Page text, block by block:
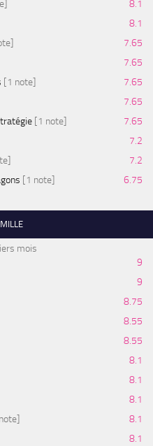
8.1
8.1
7.65
7.65
[1 note]
7.65
7.65
[1 note]
7.65
7.2
7.2
[1 note] 6.75
mois
9
9
8.75
8.55
8.55
8.1
8.1
8.1
8.1
8.1